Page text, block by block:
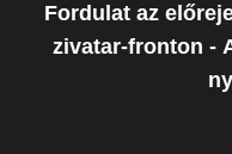
Fordulat az
zivatar-fronton -